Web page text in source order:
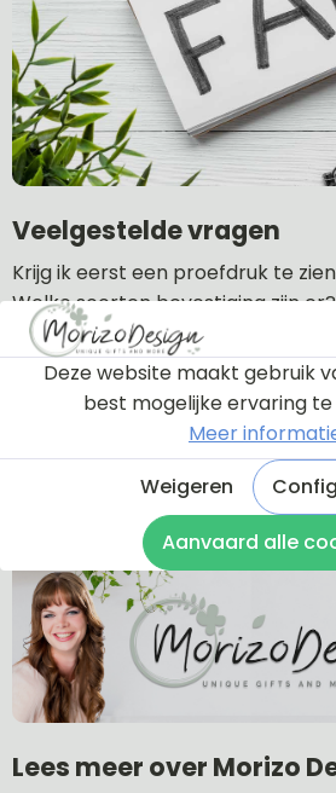
Veelgestelde vragen
Krijg ik eerst een proefdruk te
Welke soorten bevestiging zijn er?
Wat is de levertijd?
Wat zijn de verzendkosten?
Hoe lang is de garantie?
Kan ik een naambordje
Naar veel gestelde vragen
Lees meer over Morizo
Deze website maakt gebruik
best mogelijke ervaring
Meer
Weigeren
Aanvaard alle